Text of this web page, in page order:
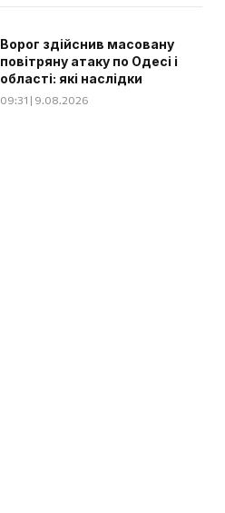
Ворог здійснив масовану
повітряну атаку по Одесі і
області: які наслідки
09:31 | 9.08.2026